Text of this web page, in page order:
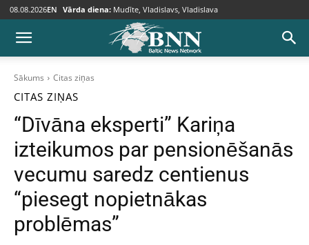
08.08.2026EN Vārda diena: Mudīte, Vladislavs, Vladislava
Sākums Citas ziņas
CITAS ZIŅAS
“Dīvāna eksperti” Kariņa
izteikumos par pensionēšanās
vecumu saredz centienus
“piesegt nopietnākas
problēmas”